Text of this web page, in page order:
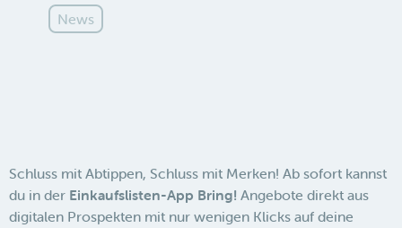
News
Schluss mit Abtippen, Schluss mit Merken! Ab sofort kannst
du in der Einkaufslisten-App Bring! Angebote direkt aus
digitalen Prospekten mit nur wenigen Klicks auf deine